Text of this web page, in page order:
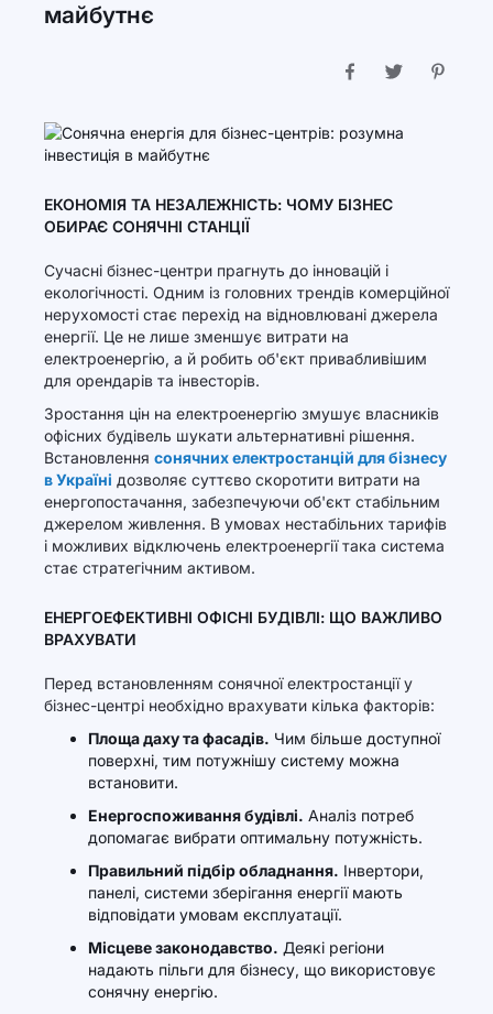
майбутнє
ЕКОНОМІЯ ТА НЕЗАЛЕЖНІСТЬ: ЧОМУ БІЗНЕС
ОБИРАЄ СОНЯЧНІ СТАНЦІЇ
Сучасні бізнес-центри прагнуть до інновацій і
екологічності. Одним із головних трендів комерційної
нерухомості стає перехід на відновлювані джерела
енергії. Це не лише зменшує витрати на
електроенергію, а й робить об'єкт привабливішим
для орендарів та інвесторів.
Зростання цін на електроенергію змушує власників
офісних будівель шукати альтернативні рішення.
Встановлення сонячних електростанцій для бізнесу
в Україні дозволяє суттєво скоротити витрати на
енергопостачання, забезпечуючи об'єкт стабільним
джерелом живлення. В умовах нестабільних тарифів
і можливих відключень електроенергії така система
стає стратегічним активом.
ЕНЕРГОЕФЕКТИВНІ ОФІСНІ БУДІВЛІ: ЩО ВАЖЛИВО
ВРАХУВАТИ
Перед встановленням сонячної електростанції у
бізнес-центрі необхідно врахувати кілька факторів:
Площа даху та фасадів. Чим більше доступної
поверхні, тим потужнішу систему можна
встановити.
Енергоспоживання будівлі. Аналіз потреб
допомагає вибрати оптимальну потужність.
Правильний підбір обладнання. Інвертори,
панелі, системи зберігання енергії мають
відповідати умовам експлуатації.
Місцеве законодавство. Деякі регіони
надають пільги для бізнесу, що використовує
сонячну енергію.